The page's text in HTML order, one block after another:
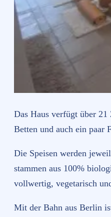
Das Haus verfügt über
Betten und auch ein paar
Die Speisen werden
stammen aus 100%
vollwertig, vegetarisch
Mit der Bahn aus Berlin